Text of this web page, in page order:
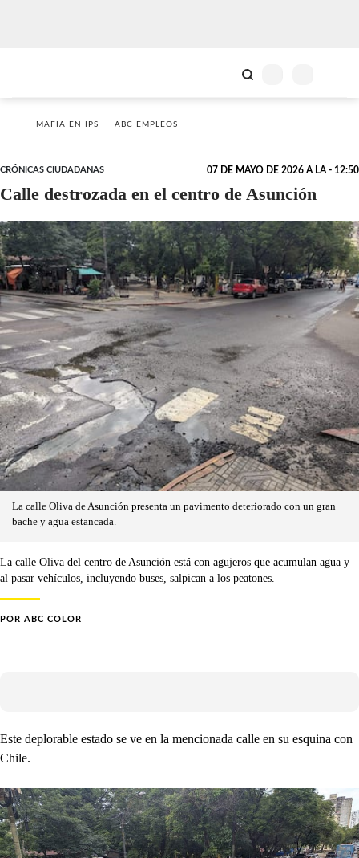
MAFIA EN IPS ABC EMPLEOS
CRÓNICAS CIUDADANAS 07 DE MAYO DE 2026 A LA - 12:50
Calle destrozada en el centro de Asunción
La calle Oliva de Asunción presenta un pavimento deteriorado con un gran
bache y agua estancada.
La calle Oliva del centro de Asunción está con agujeros que acumulan agua y
al pasar vehículos, incluyendo buses, salpican a los peatones.
POR ABC COLOR
Este deplorable estado se ve en la mencionada calle en su esquina con
Chile.